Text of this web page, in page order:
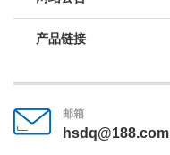
产品链接
邮箱
hsdq@188.com